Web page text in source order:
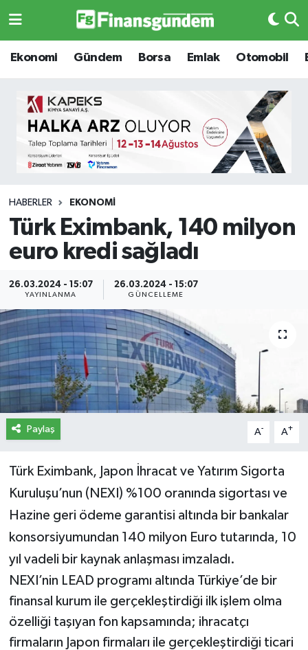
Ekonomi Gündem Borsa Emlak Otomobil
HABERLER EKONOMI
Türk Eximbank, 140 milyon
euro kredi sağladı
26.03.2024 - 15:07
YAYINLANMA
26.03.2024 - 15:07
GÜNCELLEME
Paylaş A- A+
Türk Eximbank, Japon İhracat ve Yatırım Sigorta
Kuruluşu’nun (NEXI) %100 oranında sigortası ve
Hazine geri ödeme garantisi altında bir bankalar
konsorsiyumundan 140 milyon Euro tutarında, 10
yıl vadeli bir kaynak anlaşması imzaladı.
NEXI’nin LEAD programı altında Türkiye’de bir
finansal kurum ile gerçekleştirdiği ilk işlem olma
özelliği taşıyan fon kapsamında; ihracatçı
firmaların Japon firmaları ile gerçekleştirdiği ticari
Ekonomi
Borsa
Emlak
Otomobil
Gizlilik Sözleşmesi
Hakkımızda
İletişim
Künye
Yasal Uyarı
Ekonomi
Borsa
Emlak
Emtia
BITCOIN
Yapay Zeka